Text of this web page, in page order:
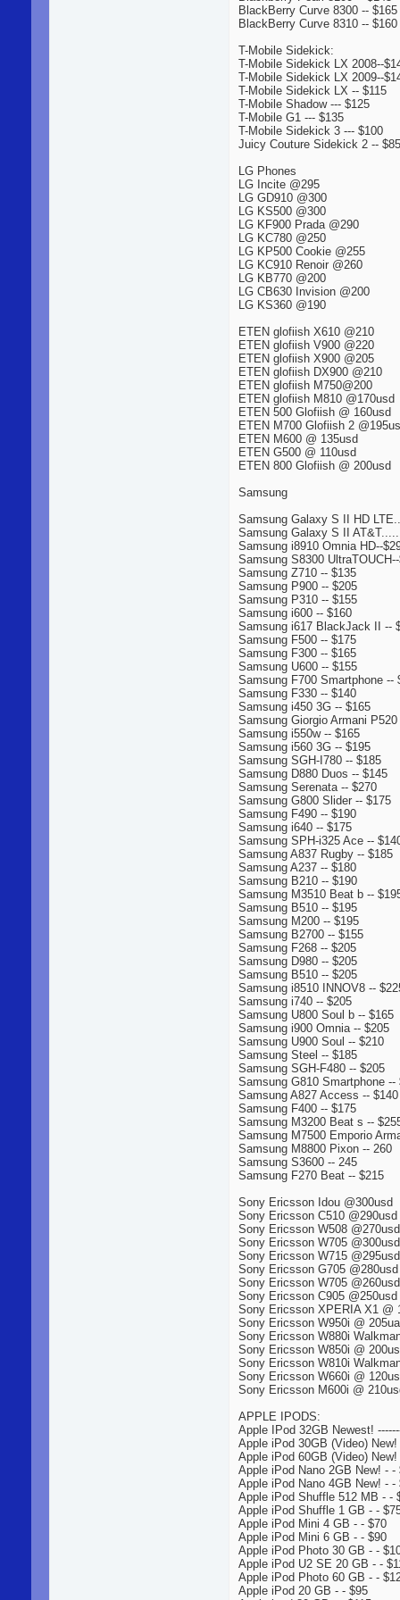
BlackBerry Curve 8300 -- $165
BlackBerry Curve 8310 -- $160
T-Mobile Sidekick:
T-Mobile Sidekick LX 2008--
T-Mobile Sidekick LX 2009--
T-Mobile Sidekick LX -- $115
T-Mobile Shadow --- $125
T-Mobile G1 --- $135
T-Mobile Sidekick 3 --- $100
Juicy Couture Sidekick 2 -- $85
LG Phones
LG Incite @295
LG GD910 @300
LG KS500 @300
LG KF900 Prada @290
LG KC780 @250
LG KP500 Cookie @255
LG KC910 Renoir @260
LG KB770 @200
LG CB630 Invision @200
LG KS360 @190
ETEN glofiish X610 @210
ETEN glofiish V900 @220
ETEN glofiish X900 @205
ETEN glofiish DX900 @210
ETEN glofiish M750@200
ETEN glofiish M810 @170usd
ETEN 500 Glofiish @ 160usd
ETEN M700 Glofiish 2
ETEN M600 @ 135usd
ETEN G500 @ 110usd
ETEN 800 Glofiish @ 200usd
Samsung
Samsung Galaxy S II HD
Samsung Galaxy S II
Samsung i8910 Omnia HD--
Samsung S8300
Samsung Z710 -- $135
Samsung P900 -- $205
Samsung P310 -- $155
Samsung i600 -- $160
Samsung i617 BlackJack II --
Samsung F500 -- $175
Samsung F300 -- $165
Samsung U600 -- $155
Samsung F700 Smartphone --
Samsung F330 -- $140
Samsung i450 3G -- $165
Samsung Giorgio Armani P520
Samsung i550w -- $165
Samsung i560 3G -- $195
Samsung SGH-I780 -- $185
Samsung D880 Duos -- $145
Samsung Serenata -- $270
Samsung G800 Slider -- $175
Samsung F490 -- $190
Samsung i640 -- $175
Samsung SPH-i325 Ace --
Samsung A837 Rugby -- $185
Samsung A237 -- $180
Samsung B210 -- $190
Samsung M3510 Beat b --
Samsung B510 -- $195
Samsung M200 -- $195
Samsung B2700 -- $155
Samsung F268 -- $205
Samsung D980 -- $205
Samsung B510 -- $205
Samsung i8510 INNOV8 --
Samsung i740 -- $205
Samsung U800 Soul b -- $165
Samsung i900 Omnia -- $205
Samsung U900 Soul -- $210
Samsung Steel -- $185
Samsung SGH-F480 -- $205
Samsung G810 Smartphone --
Samsung A827 Access -- $140
Samsung F400 -- $175
Samsung M3200 Beat s --
Samsung M7500 Emporio
Samsung M8800 Pixon -- 260
Samsung S3600 -- 245
Samsung F270 Beat -- $215
Sony Ericsson Idou @300usd
Sony Ericsson C510 @290usd
Sony Ericsson W508 @270usd
Sony Ericsson W705 @300usd
Sony Ericsson W715 @295usd
Sony Ericsson G705 @280usd
Sony Ericsson W705 @260usd
Sony Ericsson C905 @250usd
Sony Ericsson XPERIA X1 @
Sony Ericsson W950i @
Sony Ericsson W880i
Sony Ericsson W850i @
Sony Ericsson W810i
Sony Ericsson W660i @
Sony Ericsson M600i @
APPLE IPODS:
Apple IPod 32GB Newest!
Apple iPod 30GB (Video) New!
Apple iPod 60GB (Video) New!
Apple iPod Nano 2GB New! - -
Apple iPod Nano 4GB New! - -
Apple iPod Shuffle 512 MB - -
Apple iPod Shuffle 1 GB - -
Apple iPod Mini 4 GB - - $70
Apple iPod Mini 6 GB - - $90
Apple iPod Photo 30 GB - -
Apple iPod U2 SE 20 GB - -
Apple iPod Photo 60 GB - -
Apple iPod 20 GB - - $95